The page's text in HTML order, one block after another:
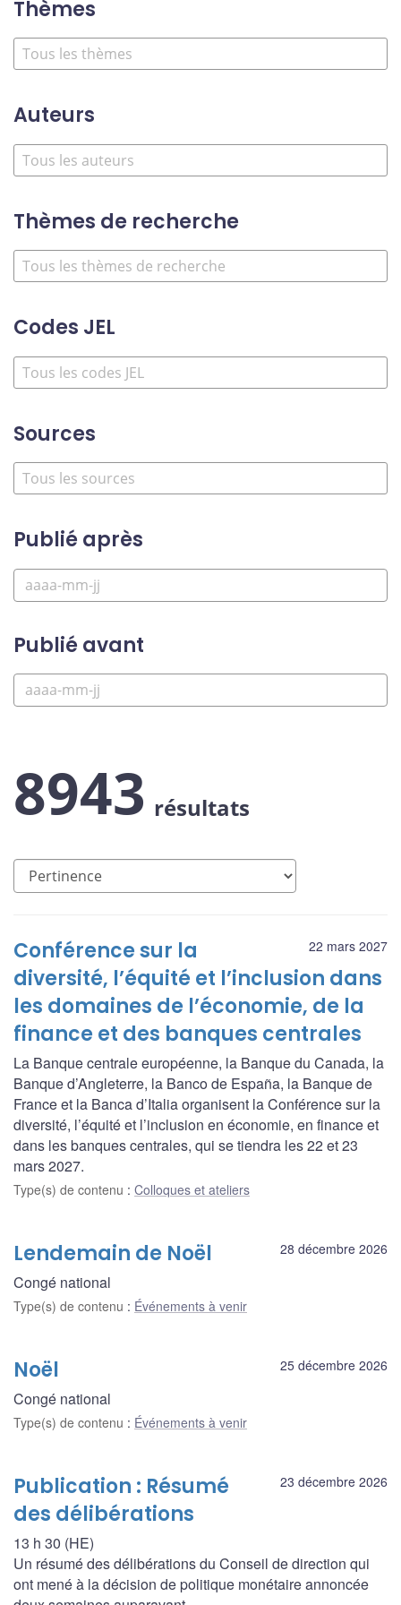
Thèmes
Auteurs
Thèmes de recherche
Codes JEL
Sources
Publié après
Publié avant
8943 résultats
22 mars 2027
Conférence sur la
diversité, l’équité et l’inclusion dans
les domaines de l’économie, de la
finance et des banques centrales
La Banque centrale européenne, la Banque du Canada, la
Banque d’Angleterre, la Banco de España, la Banque de
France et la Banca d’Italia organisent la Conférence sur la
diversité, l’équité et l’inclusion en économie, en finance et
dans les banques centrales, qui se tiendra les 22 et 23
mars 2027.
Type(s) de contenu : Colloques et ateliers
28 décembre 2026
Lendemain de Noël
Congé national
Type(s) de contenu : Événements à venir
25 décembre 2026
Noël
Congé national
Type(s) de contenu : Événements à venir
23 décembre 2026
Publication : Résumé
des délibérations
13 h 30 (HE)
Un résumé des délibérations du Conseil de direction qui
ont mené à la décision de politique monétaire annoncée